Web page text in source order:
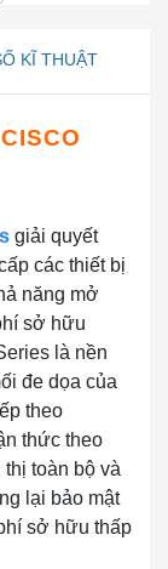
KĨ THUẬT
giải quyết
các thiết bị
năng mở
sở hữu
là nền
đe dọa của
theo
thức theo
toàn bộ và
lại bảo mật
sở hữu thấp